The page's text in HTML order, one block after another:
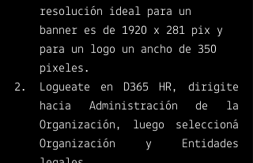
resolución ideal para un
banner es de 1920 x 281 pix y
para un logo un ancho de 350
pixeles.
Logueate en D365 HR, dirigite
hacia Administración de la
Organización, luego seleccioná
Organización y Entidades